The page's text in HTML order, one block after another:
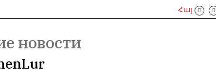
Հայ
новости